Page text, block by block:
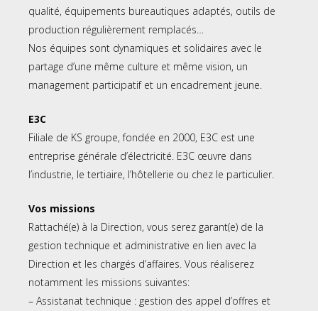
qualité, équipements bureautiques adaptés, outils de
production régulièrement remplacés…
Nos équipes sont dynamiques et solidaires avec le
partage d’une même culture et même vision, un
management participatif et un encadrement jeune.
E3C
Filiale de KS groupe, fondée en 2000, E3C est une
entreprise générale d’électricité. E3C œuvre dans
l’industrie, le tertiaire, l’hôtellerie ou chez le particulier.
Vos missions
Rattaché(e) à la Direction, vous serez garant(e) de la
gestion technique et administrative en lien avec la
Direction et les chargés d’affaires. Vous réaliserez
notamment les missions suivantes:
– Assistanat technique : gestion des appel d’offres et